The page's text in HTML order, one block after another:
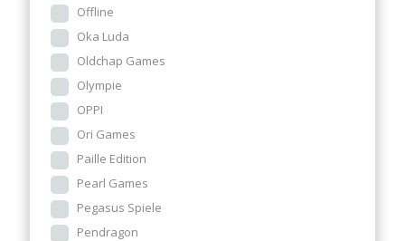
Offline
Oka Luda
Oldchap Games
Olympie
OPPI
Ori Games
Paille Edition
Pearl Games
Pegasus Spiele
Pendragon